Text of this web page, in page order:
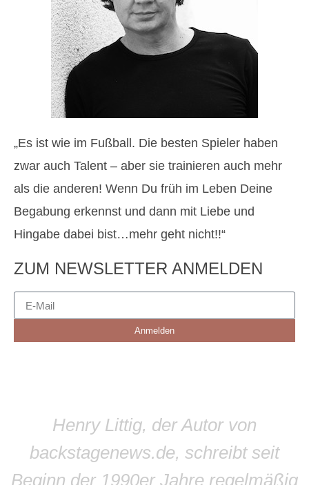
„Es ist wie im Fußball. Die besten Spieler haben
zwar auch Talent – aber sie trainieren auch mehr
als die anderen! Wenn Du früh im Leben Deine
Begabung erkennst und dann mit Liebe und
Hingabe dabei bist…mehr geht nicht!!“
ZUM NEWSLETTER ANMELDEN
Anmelden
Henry Littig, der Autor von
backstagenews.de, schreibt seit
Beginn der 1990er Jahre regelmäßig